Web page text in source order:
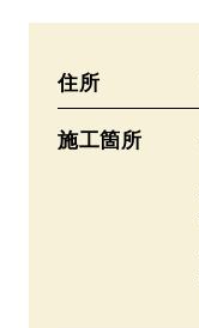
住所
施工箇所